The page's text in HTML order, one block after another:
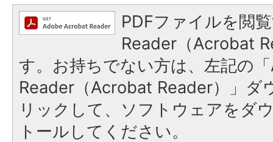
PDFファイルを閲
Reader（Acrobat
す。お持ちでない方は、左記の
Reader（Acrobat Reader）」ダ
リックして、ソフトウェアをダ
トールしてください。